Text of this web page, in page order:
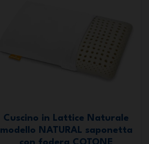
Cuscino in Lattice Naturale
modello NATURAL saponetta